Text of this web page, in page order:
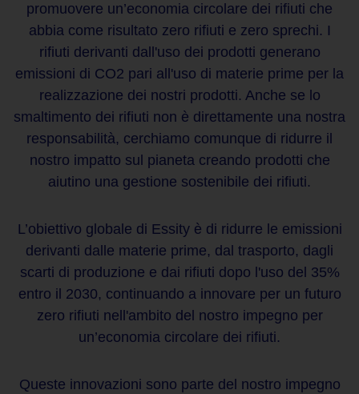
promuovere un’economia circolare dei rifiuti che
abbia come risultato zero rifiuti e zero sprechi. I
rifiuti derivanti dall'uso dei prodotti generano
emissioni di CO2 pari all'uso di materie prime per la
realizzazione dei nostri prodotti. Anche se lo
smaltimento dei rifiuti non è direttamente una nostra
responsabilità, cerchiamo comunque di ridurre il
nostro impatto sul pianeta creando prodotti che
aiutino una gestione sostenibile dei rifiuti.
L’obiettivo globale di Essity è di ridurre le emissioni
derivanti dalle materie prime, dal trasporto, dagli
scarti di produzione e dai rifiuti dopo l'uso del 35%
entro il 2030, continuando a innovare per un futuro
zero rifiuti nell'ambito del nostro impegno per
un’economia circolare dei rifiuti.
Queste innovazioni sono parte del nostro impegno